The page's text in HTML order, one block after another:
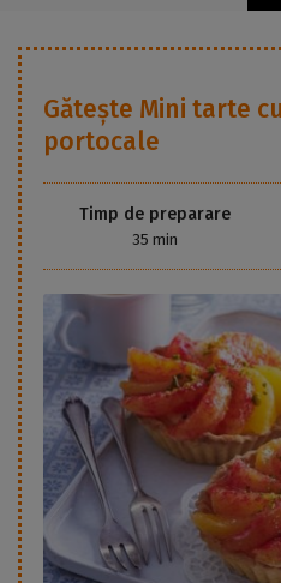
Gătește Mini tarte
portocale
Timp de preparare
35 min